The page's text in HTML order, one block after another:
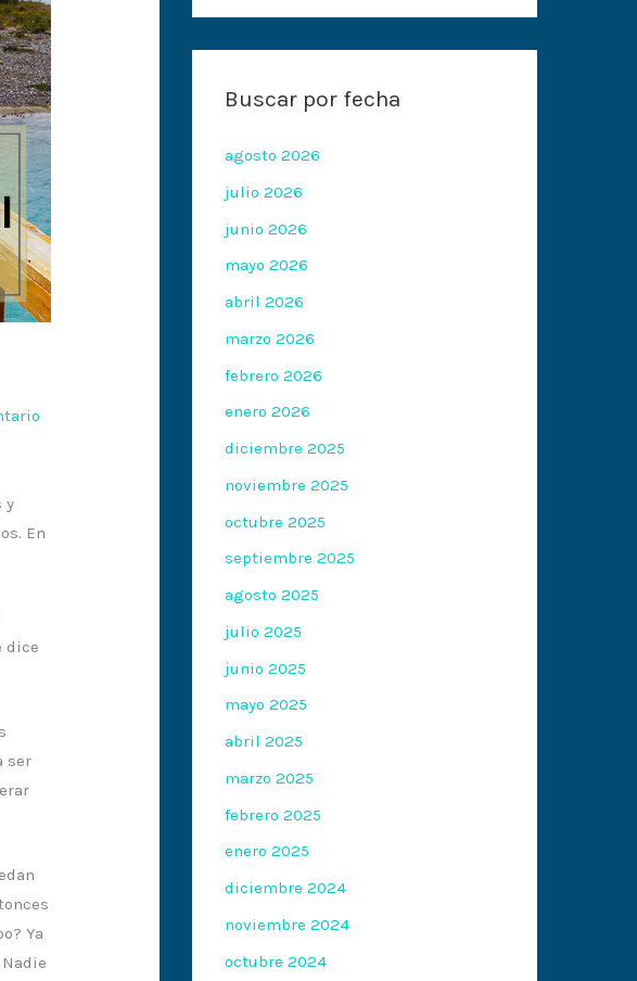
y
En
dice
ser
Ya
Buscar por fecha
agosto 2026
julio 2026
junio 2026
mayo 2026
abril 2026
marzo 2026
febrero 2026
enero 2026
diciembre 2025
noviembre 2025
octubre 2025
septiembre 2025
agosto 2025
julio 2025
junio 2025
mayo 2025
abril 2025
marzo 2025
febrero 2025
enero 2025
diciembre 2024
noviembre 2024
octubre 2024